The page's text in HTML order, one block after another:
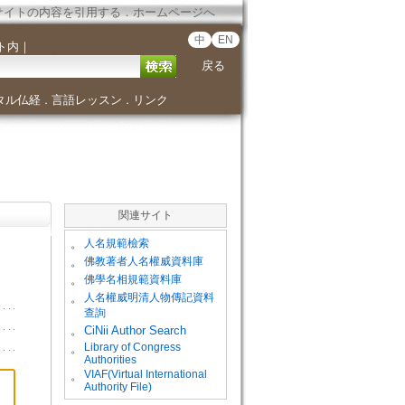
イトの内容を引用する．ホームページへ
内 ｜ 中 EN
戻る
ル仏経． 言語レッスン ． リンク
関連サイト
。 人名規範檢索
。 佛教著者人名權威資料庫
。 佛學名相規範資料庫
。
人名權威明清人物傳記資料
查詢
。
CiNii Author Search
。
Library of Congress
Authorities
。
VIAF(Virtual International
Authority File)